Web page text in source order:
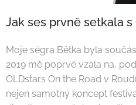
Jak ses prvně setkala s
Moje ségra Bětka byla
2019 mě poprvé vzala na,
OLDstars On the Road v
nejen samotný koncept